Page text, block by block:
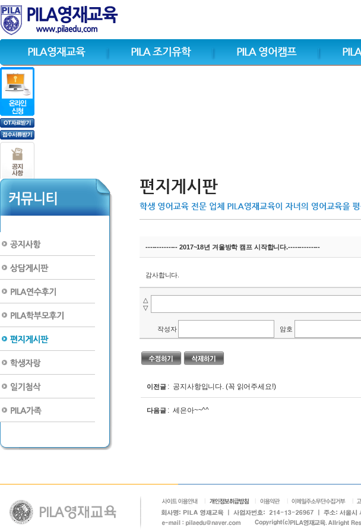
-------------- 2017~18년 겨울방학 캠프 시작합니다.--------------
감사합니다.
△
▽
작성자 암호
이전글: 공지사항입니다. (꼭 읽어주세요!)
다음글: 세은아~~^^